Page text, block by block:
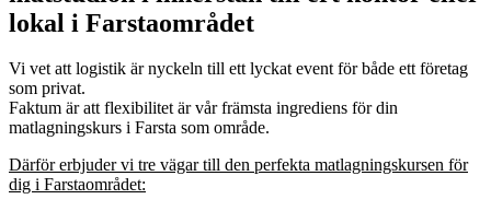
lokal i Farstaområdet
Vi vet att logistik är nyckeln till ett lyckat event för både ett företag
som privat.
Faktum är att flexibilitet är vår främsta ingrediens för din
matlagningskurs i Farsta som område.
Därför erbjuder vi tre vägar till den perfekta matlagningskursen för
dig i Farstaområdet: